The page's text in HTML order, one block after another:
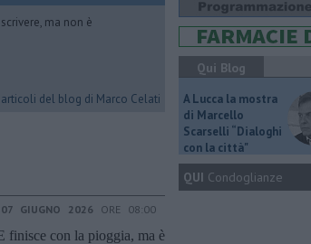
ma non è
del blog di Marco Celati
07 GIUGNO 2026 ORE 08:00
finisce con la pioggia, ma è
Qui Blog
A Lucca la mostra
di Marcello
Scarselli “Dialoghi
con la città"
QUI Condoglianze